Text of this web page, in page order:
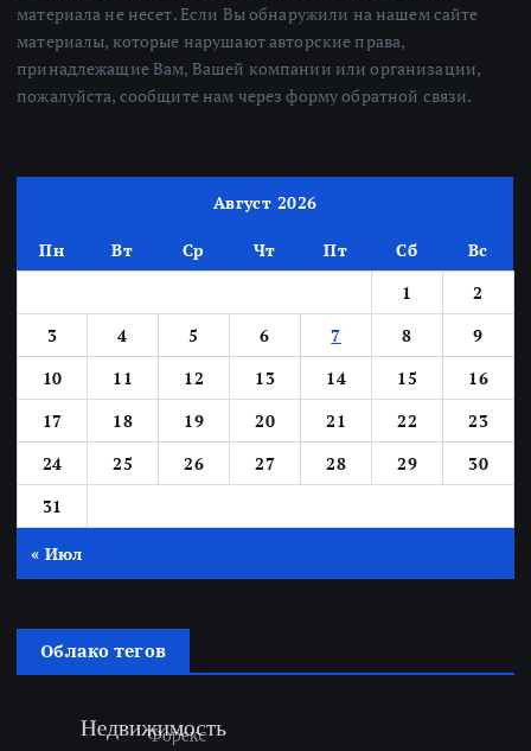
материала не несет. Если Вы обнаружили на нашем сайте
материалы, которые нарушают авторские права,
принадлежащие Вам, Вашей компании или организации,
пожалуйста, сообщите нам через форму обратной связи.
Август 2026
Пн Вт Ср Чт Пт Сб
Вс
1
2
3
4 5 6 7 8
9
10
11 12 13 14 15
16
17
18 19 20 21 22
23
24
25 26 27 28 29
30
31
« Июл
Облако тегов